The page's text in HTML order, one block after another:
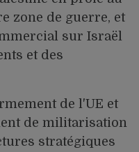
zone de guerre, et
sur Israël
et des
de l'UE et
de militarisation
stratégiques